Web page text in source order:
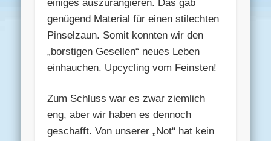
einiges auszurangieren. Das gab
genügend Material für einen stilechten
Pinselzaun. Somit konnten wir den
„borstigen Gesellen“ neues Leben
einhauchen. Upcycling vom Feinsten!
Zum Schluss war es zwar ziemlich
eng, aber wir haben es dennoch
geschafft. Von unserer „Not“ hat kein